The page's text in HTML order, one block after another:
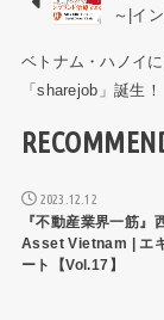
～|イ
ベトナム・ハノイ
「sharejob」誕生！
2023.12.12
『不動産業界一筋』
Asset Vietnam | エ
ート【Vol.17】